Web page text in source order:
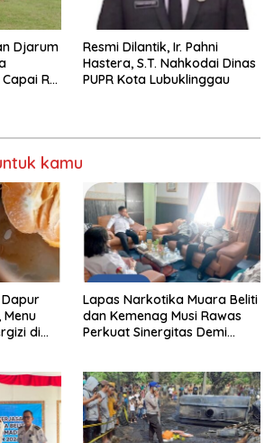
Djarum
Rp
Resmi Dilantik, Ir. Pahni
Hastera, S.T. Nahkodai Dinas
PUPR Kota Lubuklinggau
kamu
Menu
di
Lapas Narkotika Muara Beliti
dan Kemenag Musi Rawas
Perkuat Sinergitas Demi